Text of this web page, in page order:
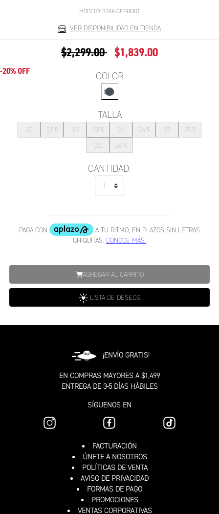
MODELO: STAX-38198301
VER DISPONIBILIDAD EN TIENDA
PRECIO REDUCIDO DE
$2,299.00A $1,839.00
-20% OFF COLOR
TALLA
22 22.5 23 23.5 24 24.5 25
25.5
26
26.5
CANTIDAD:
AGREGAR AL CARRITO
LISTA DE DESEOS
¡ENVÍO GRATIS!
EN COMPRAS MAYORES A $1,499
ENTREGA DE 3-5 DÍAS HÁBILES
SÍGUENOS EN
FACTURACIÓN
ÚNETE A NOSOTROS
POLÍTICAS DE VENTA
AVISO DE PRIVACIDAD
FORMAS DE PAGO
PROMOCIONES
VENTAS CORPORATIVAS